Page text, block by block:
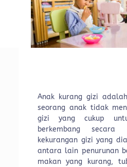
Anak kurang gizi
seorang anak tidak
gizi yang cukup
berkembang secara
kekurangan gizi yang
antara lain penurunan
makan yang kurang,